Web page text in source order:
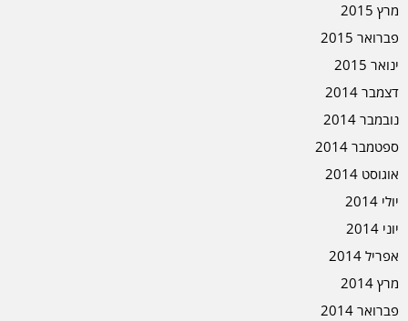
מרץ 2015
פברואר 2015
ינואר 2015
דצמבר 2014
נובמבר 2014
ספטמבר 2014
אוגוסט 2014
יולי 2014
יוני 2014
אפריל 2014
מרץ 2014
פברואר 2014